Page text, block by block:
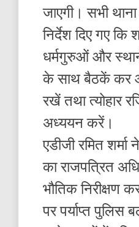
जाएगी। सभी थाना
निर्देश दिए गए कि
धर्मगुरुओं और
के साथ बैठकें कर
रखें तथा त्योहार
अध्ययन करें।
एडीजी रमित
का राजपत्रित
भौतिक निरीक्षण
पर पर्याप्त